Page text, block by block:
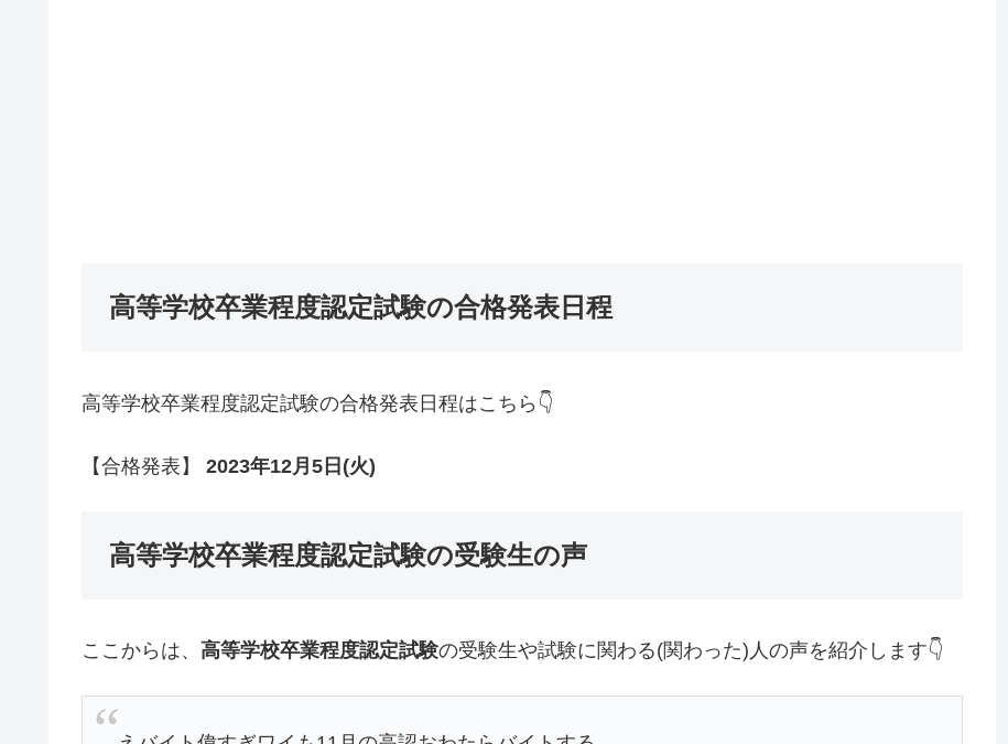
高等学校卒業程度認定試験の合格発表日程
高等学校卒業程度認定試験の合格発表日程はこちら👇
【合格発表】 2023年12月5日(火)
高等学校卒業程度認定試験の受験生の声
ここからは、 高等学校卒業程度認定試験の受験生や試験に関わる(関わった)人の声を紹介します👇